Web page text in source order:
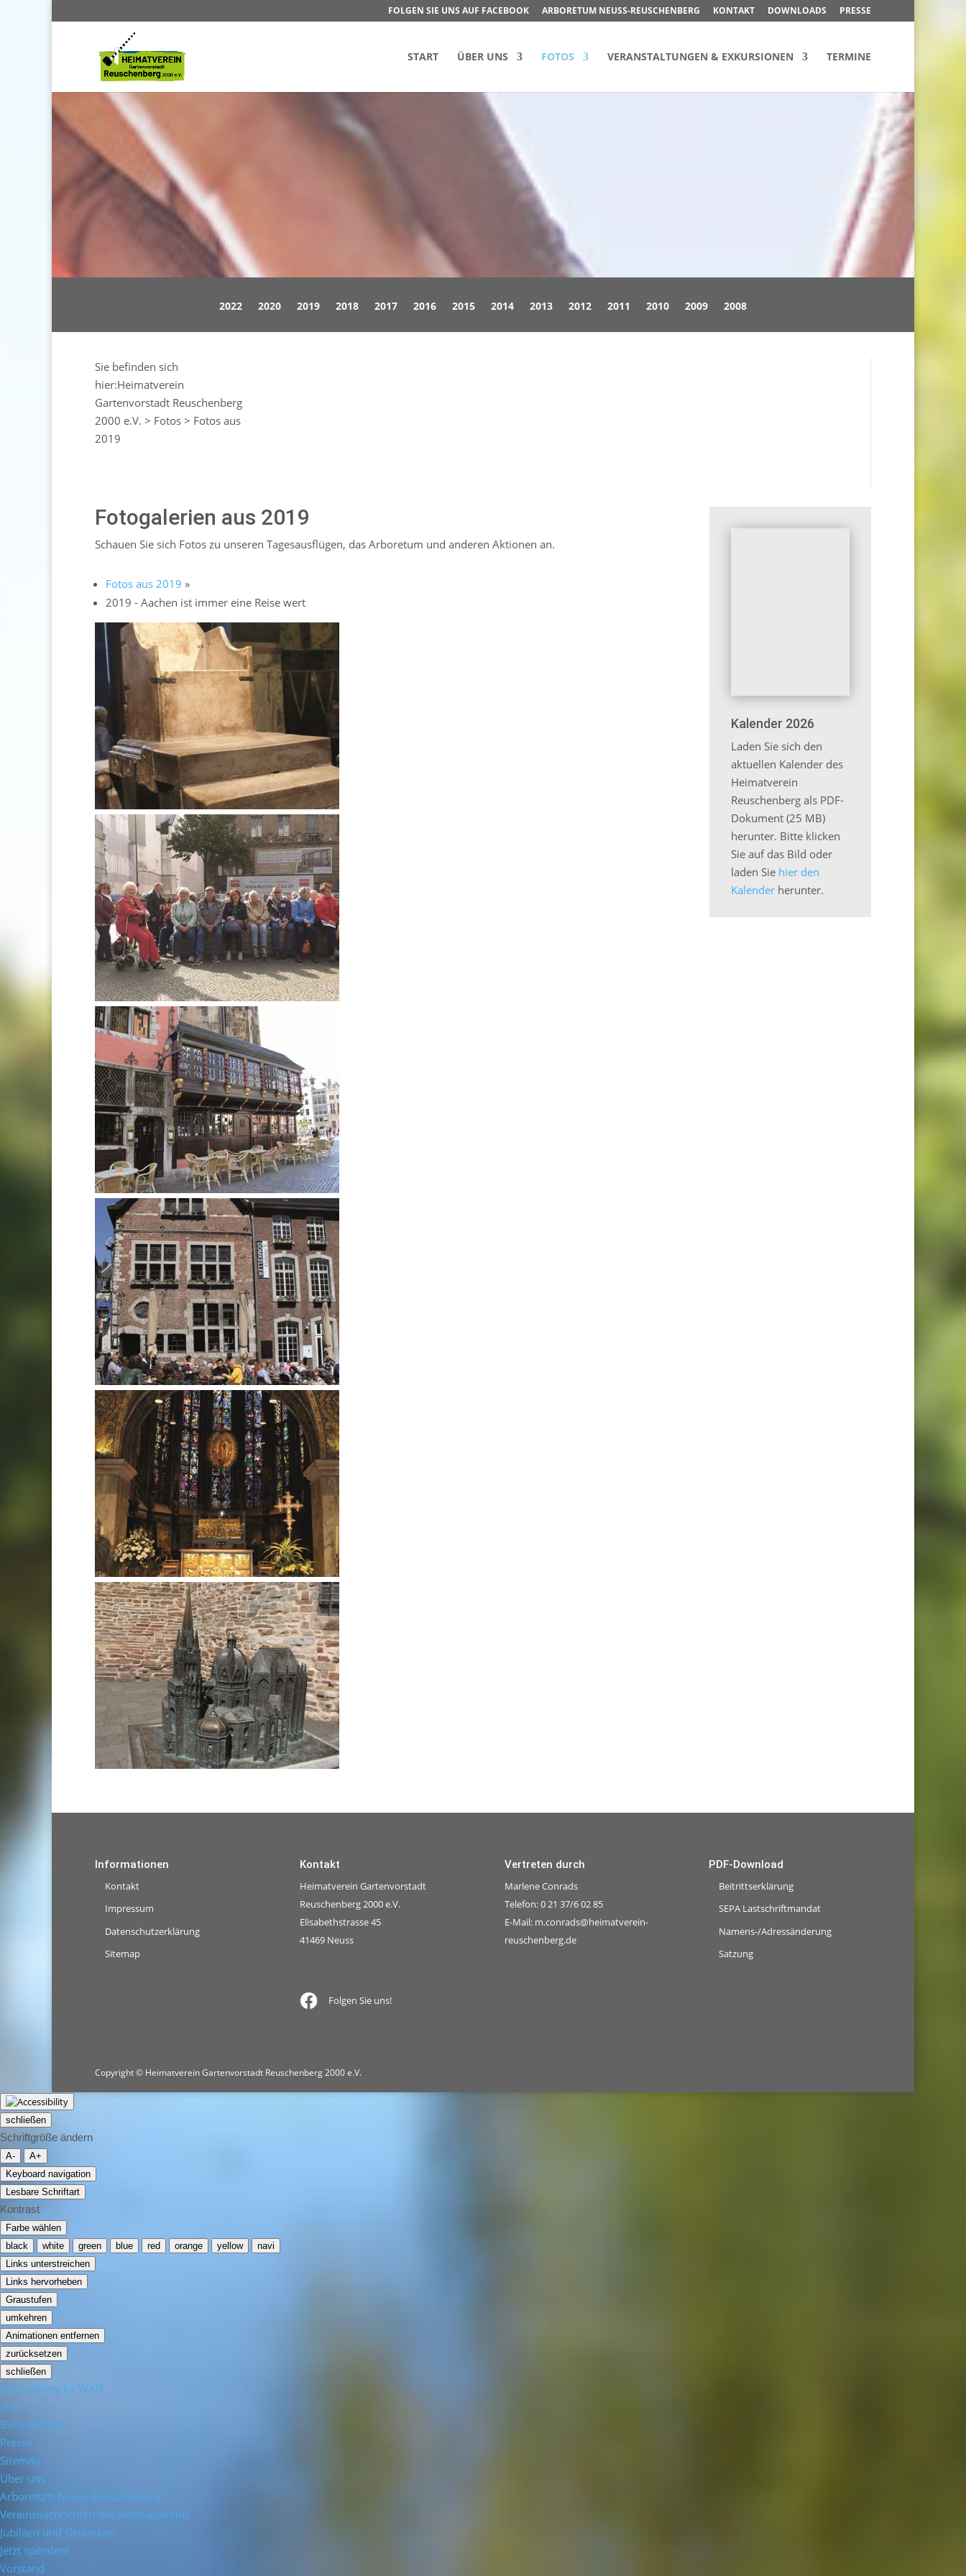
FOLGEN SIE UNS AUF FACEBOOK ARBORETUM NEUSS-REUSCHENBERG KONTAKT DOWNLOADS PRESSE
START ÜBER UNS FOTOS VERANSTALTUNGEN & EXKURSIONEN TERMINE
2022 2020 2019 2018 2017 2016 2015 2014 2013 2012 2011 2010 2009 2008
Sie befinden sich
hier:Heimatverein
Gartenvorstadt Reuschenberg
2000 e.V. > Fotos > Fotos aus
2019
Fotogalerien aus 2019
Schauen Sie sich Fotos zu unseren Tagesausflügen, das Arboretum und anderen Aktionen an.
Fotos aus 2019 »
2019 - Aachen ist immer eine Reise wert
Kalender 2026
Laden Sie sich den
aktuellen Kalender des
Heimatverein
Reuschenberg als PDF-
Dokument (25 MB)
herunter. Bitte klicken
Sie auf das Bild oder
laden Sie hier den
Kalenderherunter.
Informationen
Kontakt
Impressum
Datenschutzerklärung
Sitemap
Kontakt
Heimatverein Gartenvorstadt
Reuschenberg 2000 e.V.
Elisabethstrasse 45
41469 Neuss
Folgen Sie uns!
Vertreten durch
Marlene Conrads
Telefon: 0 21 37/6 02 85
E-Mail: m.conrads@heimatverein-
reuschenberg.de
PDF-Download
Beitrittserklärung
SEPA Lastschriftmandat
Namens-/Adressänderung
Satzung
Copyright © Heimatverein Gartenvorstadt Reuschenberg 2000 e.V.
schließen
Schriftgröße ändern
A-
A+
Keyboard navigation
Lesbare Schriftart
Kontrast
Farbe wählen
black
white green blue red orange yellow
navi
Links unterstreichen
Links hervorheben
Graustufen
umkehren
Animationen entfernen
zurücksetzen
schließen
Accessibility by WAH
Start
Beispiel-Seite
Presse
Sitemap
Über uns
Arboretum Neuss-Reuschenberg“
Vereinsnachrichten des Heimatvereins
Jubiläen und Gedenken
Jetzt spenden!
Vorstand